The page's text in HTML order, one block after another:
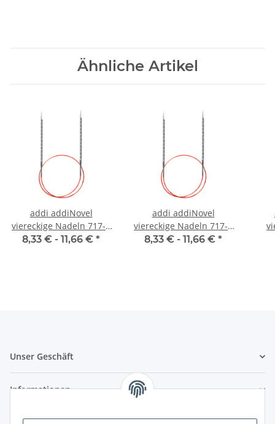
Ähnliche Artikel
addi addiNovel
viereckige Nadeln 717-7
| 40cm
8,33 € - 11,66 € *
addi addiNovel
viereckige Nadeln 717-7
| 100cm
8,33 € - 11,66 € *
Unser Geschäft
Informationen
Zahlungsmöglichkeiten